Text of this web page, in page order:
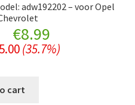
adw192202 – voor Opel
Original
price
was:
€8.99Current
price
5.00 (35.7%)
cart